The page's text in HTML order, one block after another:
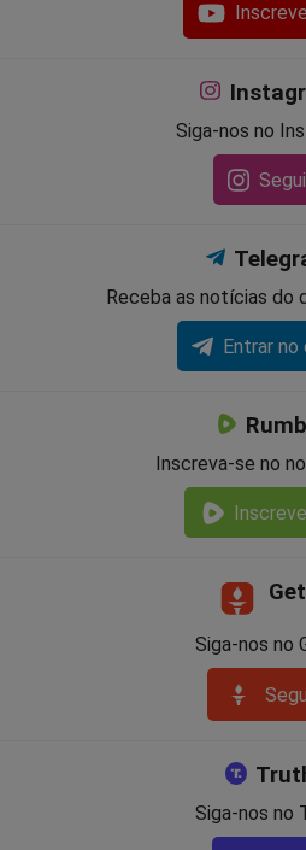
Siga-nos no
Receba as notícias do
Entrar no
Inscreva-se no
Siga-nos no
Siga-nos no